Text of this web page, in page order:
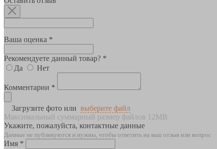
Ваша оценка *
Рекомендуете данный товар? *
Да
Нет
Комментарии *
Загрузите фото или выберите файл
Максимальный суммарный размер файлов 12MB
Укажите, пожалуйста, контактные данные
Данные не публикуются и нужны, чтобы ответить на ваш отзыв или вопрос
Имя *